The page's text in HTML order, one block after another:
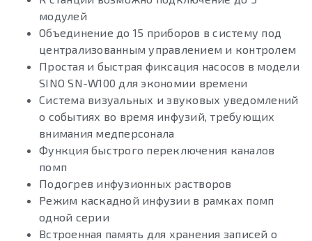
модулей
Объединение до 15 приборов в систему под
централизованным управлением и контролем
Простая и быстрая фиксация насосов в модели
SINO SN-W100 для экономии времени
Система визуальных и звуковых уведомлений
о событиях во время инфузий, требующих
внимания медперсонала
Функция быстрого переключения каналов
помп
Подогрев инфузионных растворов
Режим каскадной инфузии в рамках помп
одной серии
Встроенная память для хранения записей о